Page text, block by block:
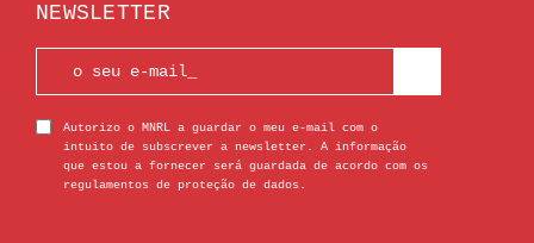
NEWSLETTER
Autorizo o MNRL a guardar o meu e-mail com o
intuito de subscrever a newsletter. A informação
que estou a fornecer será guardada de acordo com os
regulamentos de proteção de dados.